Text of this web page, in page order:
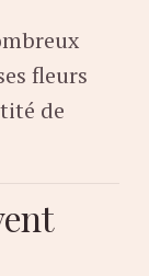
fleurs
de